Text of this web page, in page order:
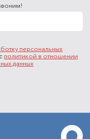
персональных
политикой в отношении
данных